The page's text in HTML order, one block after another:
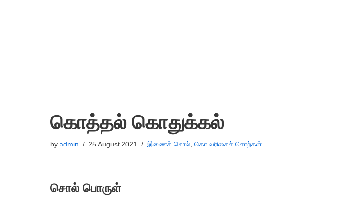
கொத்தல் கொதுக்கல்
by admin 25 August 2021 இணைச் சொல் கொ வரிசைச் சொற்கள்
சொல் பொருள்